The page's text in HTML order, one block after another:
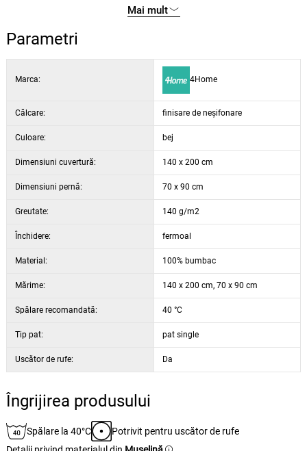
Mai mult
Parametri
Marca: 4Home
Călcare: finisare de neșifonare
Culoare: bej
Dimensiuni cuvertură: 140 x 200 cm
Dimensiuni pernă: 70 x 90 cm
Greutate: 140 g/m2
Închidere: fermoal
Material: 100% bumbac
Mărime: 140 x 200 cm, 70 x 90 cm
Spălare recomandată: 40 °C
Tip pat: pat single
Uscător de rufe: Da
Îngrijirea produsului
Spălare la 40°C
Potrivit pentru uscător de rufe